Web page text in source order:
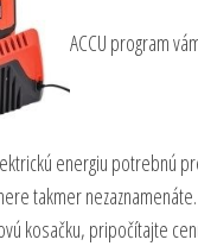
ACCU program
energiu potrebnú
takmer
kosačku, pripočítajte